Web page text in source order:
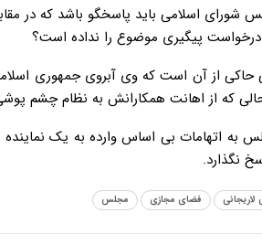
شورای اسلامی باید پاسخگو باشد که در
پیگیری موضوع را نداده است؟
حاکی از آن است که وی آبروی جمهوری
که از اهانت همکارانش به نظام چشم پوشی
به اتهامات بی اساس وارده به یک
نگذارد.
لاریجانی فضای مجازی مجلس